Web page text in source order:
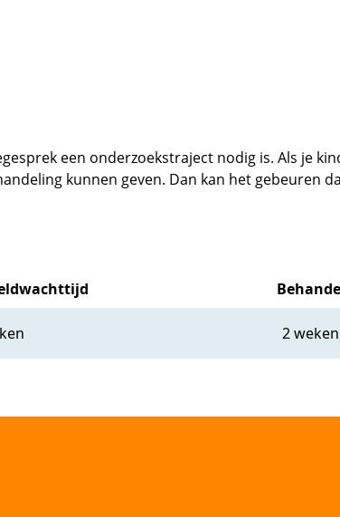
een onderzoekstraject nodig is. Als je
kunnen geven. Dan kan het gebeuren
2 weken